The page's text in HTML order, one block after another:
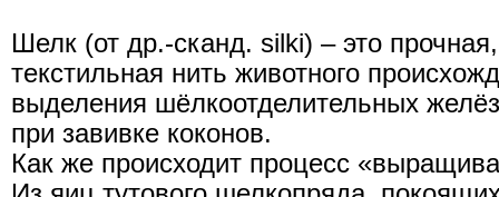
Шелк (от др.-сканд. silki) – это
текстильная нить животного
выделения шёлкоотделительных
при завивке коконов.
Как же происходит процесс